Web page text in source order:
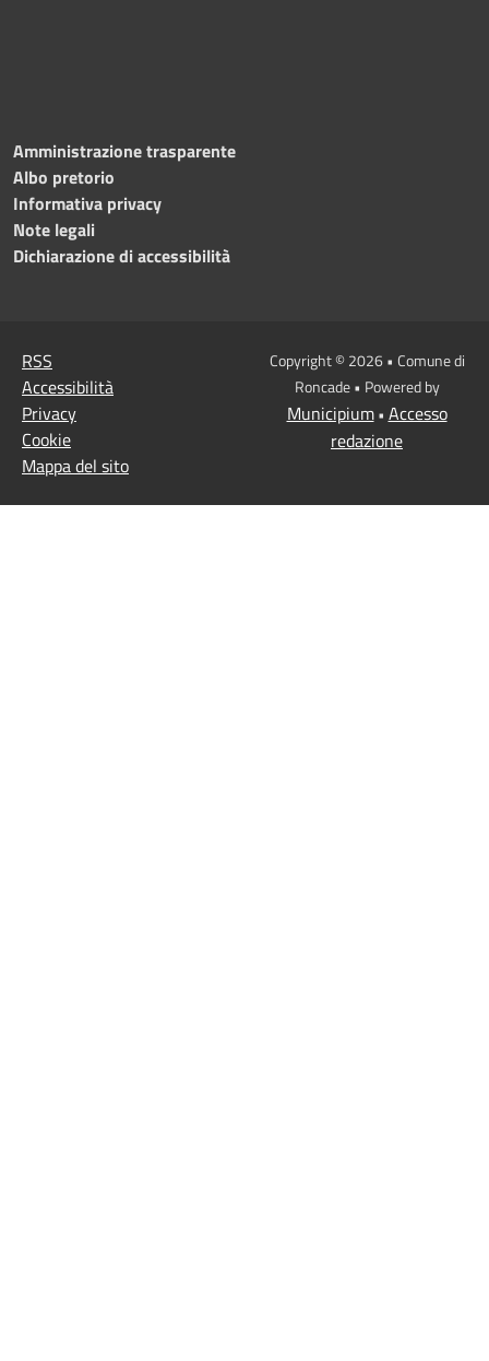
Amministrazione trasparente
Albo pretorio
Informativa privacy
Note legali
Dichiarazione di accessibilità
RSS
Accessibilità
Privacy
Cookie
Mappa del sito
Copyright © 2026 • Comune di
Roncade • Powered by
Municipium• Accesso
redazione